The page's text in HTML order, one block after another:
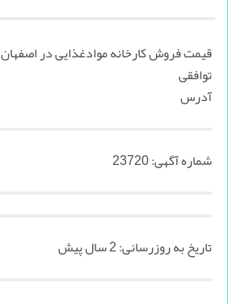
قیمت فروش کارخانه موادغذایی در اصفهان
توافقی
آدرس
شماره آگهی:23720
تاریخ به روزرسانی:2 سال پیش